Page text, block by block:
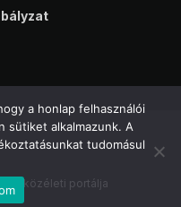
közéleti portálja
a honlap felhasználói
sütiket alkalmazunk. A
tudomásul